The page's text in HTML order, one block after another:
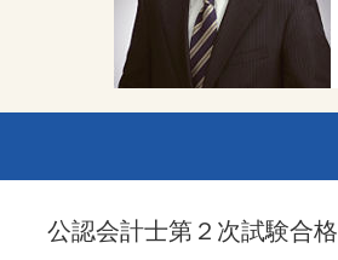
公認会計士第２次試験合格